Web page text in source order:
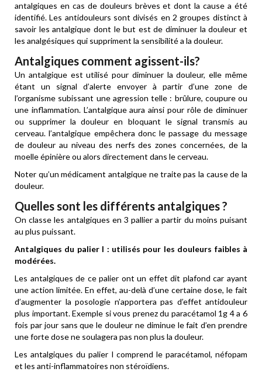
antalgiques en cas de douleurs brèves et dont la cause a été
identifié. Les antidouleurs sont divisés en 2 groupes distinct à
savoir les antalgique dont le but est de diminuer la douleur et
les analgésiques qui suppriment la sensibilité a la douleur.
Antalgiques comment agissent-ils?
Un antalgique est utilisé pour diminuer la douleur, elle même
étant un signal d’alerte envoyer à partir d’une zone de
l’organisme subissant une agression telle : brûlure, coupure ou
une inflammation. L’antalgique aura ainsi pour rôle de diminuer
ou supprimer la douleur en bloquant le signal transmis au
cerveau. l’antalgique empêchera donc le passage du message
de douleur au niveau des nerfs des zones concernées, de la
moelle épinière ou alors directement dans le cerveau.
Noter qu’un médicament antalgique ne traite pas la cause de la
douleur.
Quelles sont les différents antalgiques ?
On classe les antalgiques en 3 pallier a partir du moins puisant
au plus puissant.
Antalgiques du palier I : utilisés pour les douleurs faibles à
modérées.
Les antalgiques de ce palier ont un effet dit plafond car ayant
une action limitée. En effet, au-delà d’une certaine dose, le fait
d’augmenter la posologie n’apportera pas d’effet antidouleur
plus important. Exemple si vous prenez du paracétamol 1g 4 a 6
fois par jour sans que le douleur ne diminue le fait d’en prendre
une forte dose ne soulagera pas non plus la douleur.
Les antalgiques du palier I comprend le paracétamol, néfopam
et les anti-inflammatoires non stéroïdiens.